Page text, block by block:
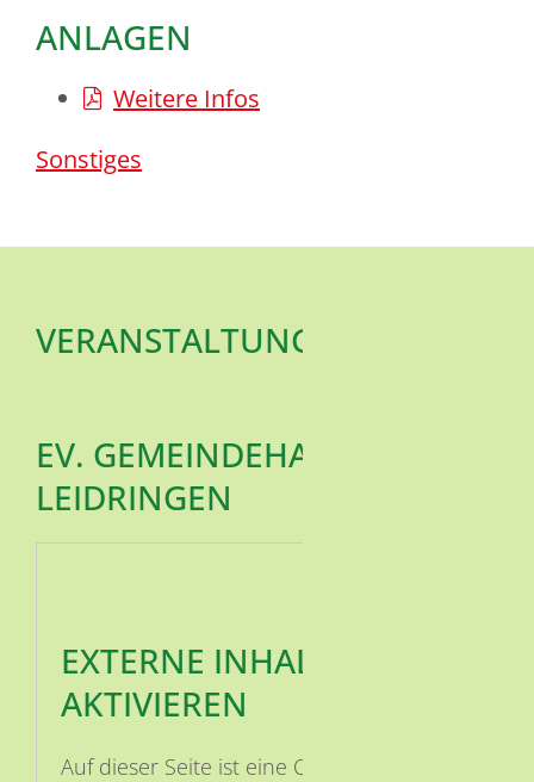
ANLAGEN
Weitere Infos
Sonstiges
VERANSTALTUNGSORT
EV. GEMEINDEHAUS
LEIDRINGEN
EXTERNE INHALTE
AKTIVIEREN
Auf dieser Seite ist eine OSM Karte